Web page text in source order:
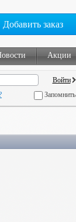
Добавить заказ
Акции
Запомнить